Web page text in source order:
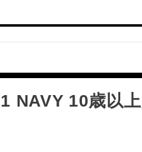
NAVY 10歳以